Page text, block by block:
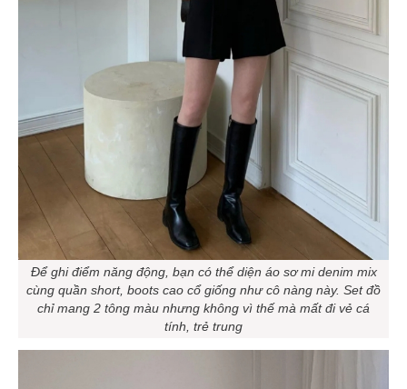
Để ghi điểm năng động, bạn có thể diện áo sơ mi denim mix
cùng quần short, boots cao cổ giống như cô nàng này. Set đồ
chỉ mang 2 tông màu nhưng không vì thế mà mất đi vẻ cá
tính, trẻ trung